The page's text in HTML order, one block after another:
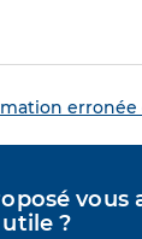
erronée
vous
utile ?